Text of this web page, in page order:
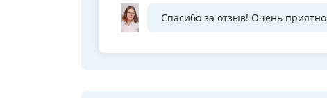
Спасибо за отзыв! Очень приятно